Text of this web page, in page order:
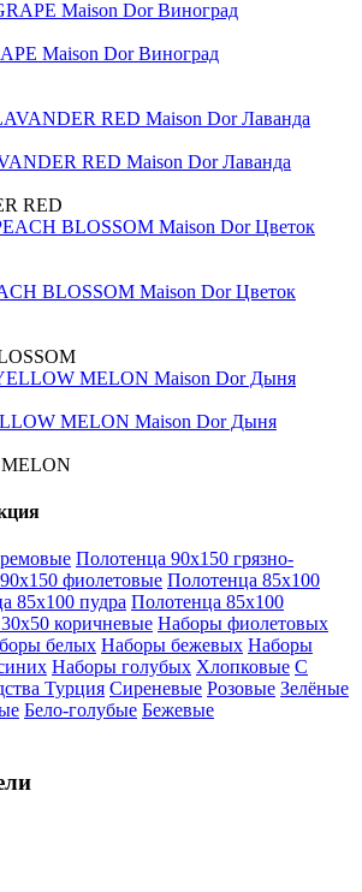
Maison Dor Виноград
RED Maison Dor Лаванда
RED
BLOSSOM Maison Dor Цветок
MELON Maison Dor Дыня
Полотенца 90х150 грязно-
фиолетовые Полотенца 85х100
85х100 пудра Полотенца 85х100
коричневые Наборы фиолетовых
белых Наборы бежевых Наборы
Наборы голубых Хлопковые С
Турция Сиреневые Розовые Зелёные
Бело-голубые Бежевые